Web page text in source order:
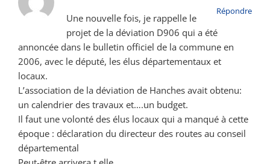
Répondre
Une nouvelle fois, je rappelle le
projet de la déviation D906 qui a été
annoncée dans le bulletin officiel de la commune en
2006, avec le député, les élus départementaux et
locaux.
L’association de la déviation de Hanches avait obtenu:
un calendrier des travaux et….un budget.
Il faut une volonté des élus locaux qui a manqué à cette
époque : déclaration du directeur des routes au conseil
départemental